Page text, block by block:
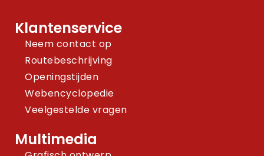
Klantenservice
Neem contact op
Routebeschrijving
Openingstijden
Webencyclopedie
Veelgestelde vragen
Multimedia